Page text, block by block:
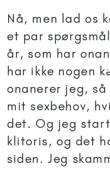
Nå, men lad os
et par
år, som har
har ikke nogen
onanerer jeg,
mit sexbehov,
det. Og jeg
klitoris, og det
siden. Jeg